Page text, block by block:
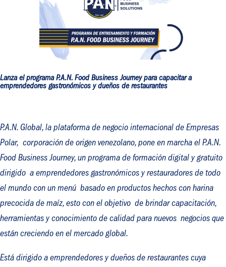
Lanza el programa P.A.N. Food Business Journey para capacitar a
emprendedores gastronómicos y dueños de restaurantes
P.A.N. Global, la plataforma de negocio internacional de Empresas
Polar, corporación de origen venezolano, pone en marcha el P.A.N.
Food Business Journey, un programa de formación digital y gratuito
dirigido a emprendedores gastronómicos y restauradores de todo
el mundo con un menú basado en productos hechos con harina
precocida de maíz, esto con el objetivo de brindar capacitación,
herramientas y conocimiento de calidad para nuevos negocios que
están creciendo en el mercado global.
Está dirigido a emprendedores y dueños de restaurantes cuya